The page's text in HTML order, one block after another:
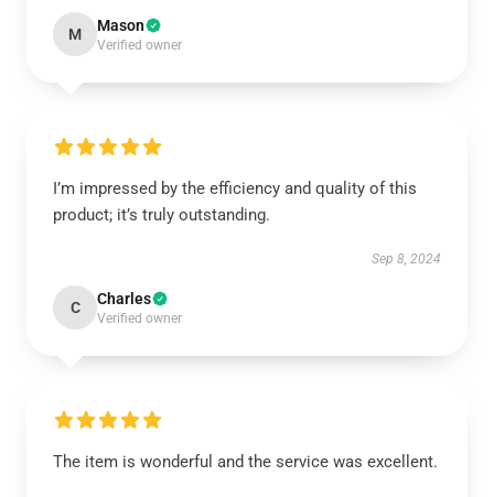
M Mason
Verified owner
I’m impressed by the efficiency and quality of this
product; it’s truly outstanding.
Sep 8, 2024
C Charles
Verified owner
The item is wonderful and the service was excellent.